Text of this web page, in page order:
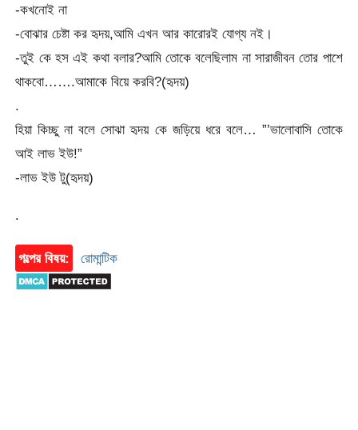
-কখনোই না
-বোঝার চেষ্টা কর হৃদয়,আমি এখন আর কারোরই যোগ্য নই।
-তুই কে হস এই কথা বলার?আমি তোকে বলেছিলাম না সারাজীবন তোর পাশে
থাকবো…….আমাকে বিয়ে করবি?(হৃদয়)
.
হিয়া কিচ্ছু না বলে সোঝা হৃদয় কে জড়িয়ে ধরে বলে… ”’ভালোবাসি তোকে
আই লাভ ইউ!”
-লাভ ইউ টু(হৃদয়)
.
গল্পের বিষয়: রোমান্টিক